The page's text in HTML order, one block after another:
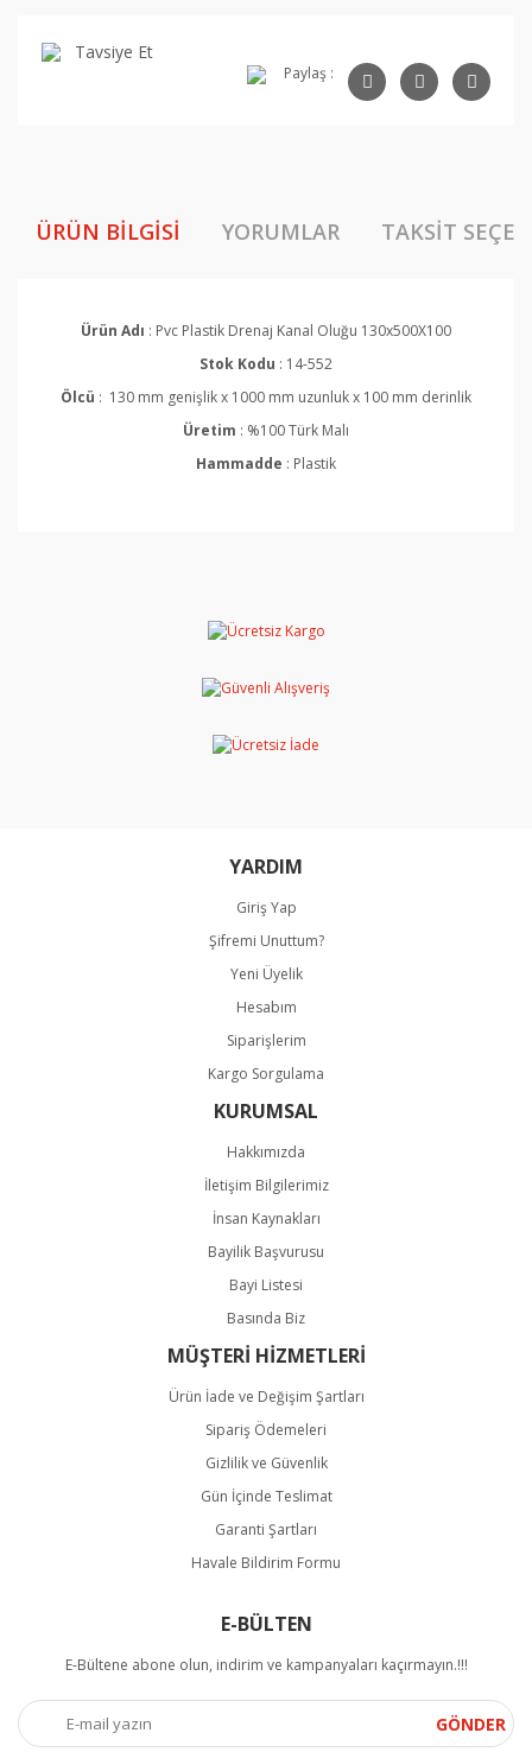
Tavsiye Et
Paylaş :
ÜRÜN BILGISI YORUMLAR TAKSIT
Ürün Adı : Pvc Plastik Drenaj Kanal Oluğu 130x500X100
Stok Kodu : 14-552
Ölcü : 130 mm genişlik x 1000 mm uzunluk x 100 mm derinlik
Üretim : %100 Türk Malı
Hammadde : Plastik
Yorum Yaz
Ürün açıklamasında eksik bilgiler bulunuyor.
Gönder
YARDIM
Giriş Yap
Şifremi Unuttum?
Yeni Üyelik
Hesabım
Siparişlerim
Kargo Sorgulama
KURUMSAL
Hakkımızda
İletişim Bilgilerimiz
İnsan Kaynakları
Bayilik Başvurusu
Bayi Listesi
Basında Biz
MÜŞTERİ HİZMETLERİ
Ürün İade ve Değişim Şartları
Sipariş Ödemeleri
Gizlilik ve Güvenlik
Gün İçinde Teslimat
Garanti Şartları
Havale Bildirim Formu
E-BÜLTEN
E-Bültene abone olun, indirim ve kampanyaları kaçırmayın.!!!
GÖNDER